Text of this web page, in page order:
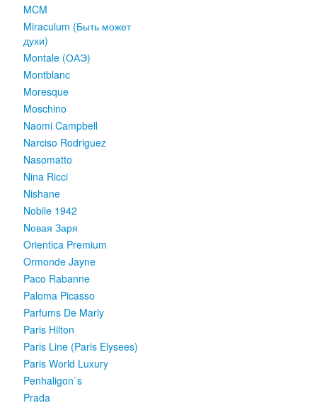
MCM
Miraculum (Быть может
духи)
Montale (ОАЭ)
Montblanc
Moresque
Moschino
Naomi Campbell
Narciso Rodriguez
Nasomatto
Nina Ricci
Nishane
Nobile 1942
Nовая Заря
Orientica Premium
Ormonde Jayne
Paco Rabanne
Paloma Picasso
Parfums De Marly
Paris Hilton
Paris Line (Paris Elysees)
Paris World Luxury
Penhaligon`s
Prada